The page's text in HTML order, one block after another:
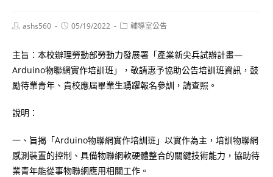
Postashs560
Post05/19/2022
Post輔導室公告
主旨：本校辦理勞動部勞動力發展署「產業新尖兵試辦計畫—
Arduino物聯網實作培訓班」，敬請惠予協助公告培訓班資訊，鼓
勵待業青年、貴校應屆畢業生踴躍報名參訓，請查照。
說明：
一、旨揭「Arduino物聯網實作培訓班」以實作為主，培訓物聯網
感測裝置的控制、具備物聯網軟硬體整合的關鍵技術能力，協助待
業青年能從事物聯網應用相關工作。